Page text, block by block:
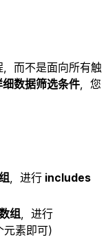
，而不是面向所有触
细数据筛选条件 ，您
，进行 includes
组
，进行
素即可）